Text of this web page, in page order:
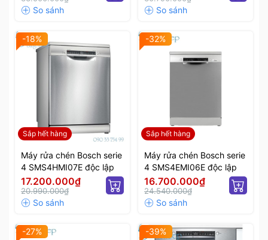
Sắp hết hàng
-18%
Máy rửa chén Bosch serie
4 SMS4HMI07E độc lập
17.200.000₫
20.990.000₫
Sắp hết hàng
-32%
Máy rửa chén Bosch serie
4 SMS4EMI06E độc lập
16.700.000₫
24.540.000₫
-27% -39%